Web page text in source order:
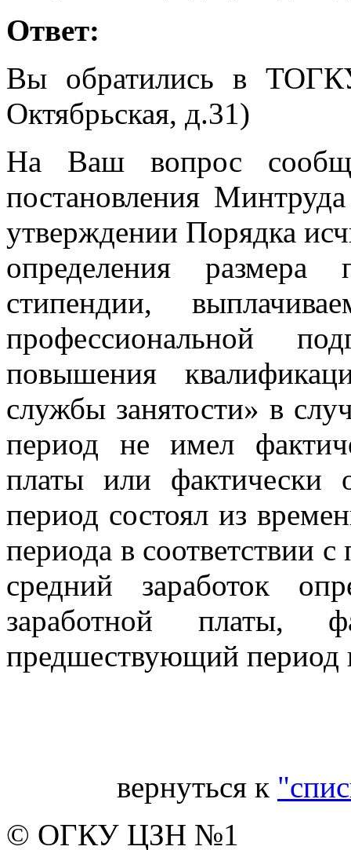
Ответ:
Вы обратились в
Октябрьская, д.31)
На Ваш вопрос
постановления
утверждении Порядка
определения
стипендии,
профессиональной
повышения
службы занятости» в
период не имел
платы или фактически
период состоял из
периода в соответствии
средний заработок
заработной платы,
предшествующий период
вернуться к
© ОГКУ ЦЗН №1